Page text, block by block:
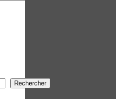
Rechercher